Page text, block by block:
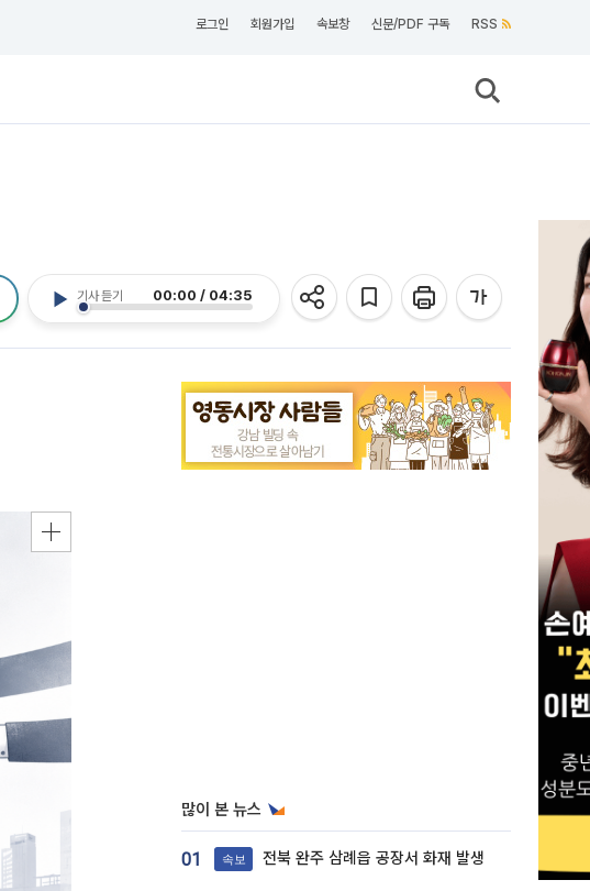
로그인 회원가입 속보창 신문/PDF 구독 RSS
기사 듣기 00:00 / 04:35
많이 본 뉴스
01 속보 전북 완주 삼례읍 공장서 화재 발생